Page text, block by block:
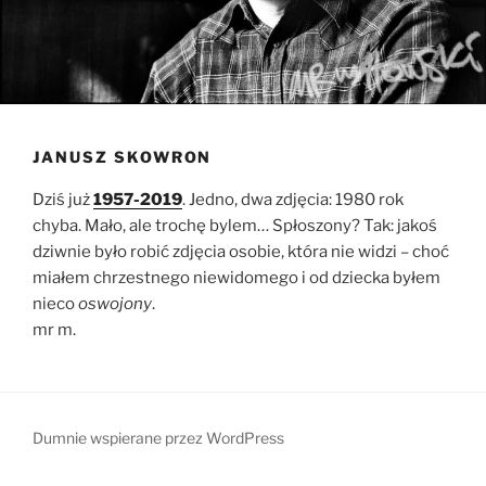
JANUSZ SKOWRON
Dziś już1957-2019. Jedno, dwa zdjęcia: 1980 rok
chyba. Mało, ale trochę bylem… Spłoszony? Tak: jakoś
dziwnie było robić zdjęcia osobie, która nie widzi – choć
miałem chrzestnego niewidomego i od dziecka byłem
niecooswojony.
mr m.
Dumnie wspierane przez WordPress